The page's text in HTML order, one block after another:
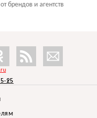
брендов и агентств
25